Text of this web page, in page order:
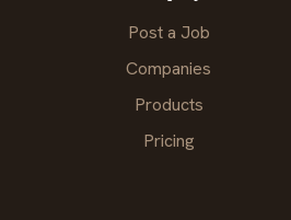
Post a Job
Companies
Products
Pricing